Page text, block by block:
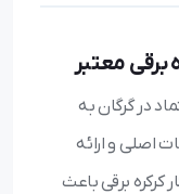
برقی معتبر
در گرگان به
اصلی و ارائه
کرکره برقی باعث